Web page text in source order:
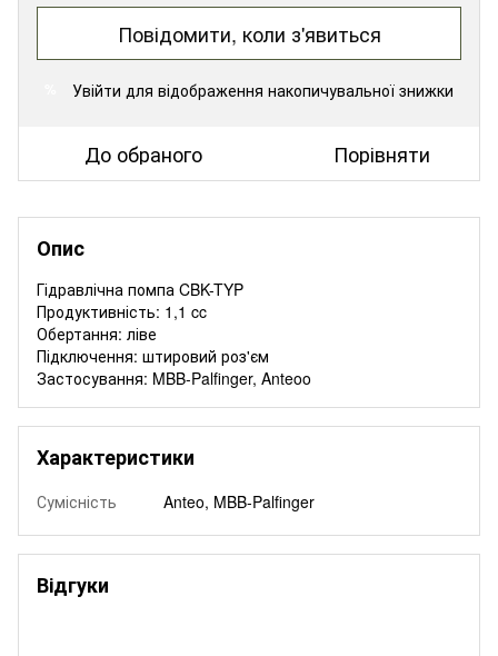
Повідомити, коли з'явиться
Увійти для відображення накопичувальної знижки
До обраного Порівняти
Опис
Гідравлічна помпа CBK-TYP
Продуктивність: 1,1 cc
Обертання: ліве
Підключення: штировий роз'єм
Застосування: MBB-Palfinger, Anteoo
Характеристики
Сумісність Anteo, MBB-Palfinger
Відгуки